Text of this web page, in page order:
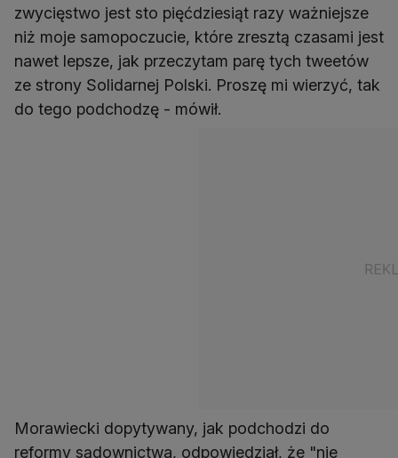
zwycięstwo jest sto pięćdziesiąt razy ważniejsze
niż moje samopoczucie, które zresztą czasami jest
nawet lepsze, jak przeczytam parę tych tweetów
ze strony Solidarnej Polski. Proszę mi wierzyć, tak
do tego podchodzę - mówił.
Morawiecki dopytywany, jak podchodzi do
reformy sądownictwa, odpowiedział, że "nie